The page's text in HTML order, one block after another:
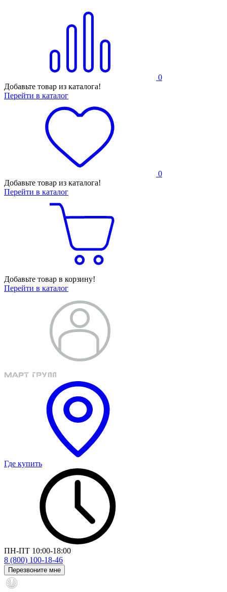
0
Добавьте товар из каталога!
Перейти в каталог
0
Добавьте товар из каталога!
Перейти в каталог
Добавьте товар в корзину!
Перейти в каталог
Где купить
ПН-ПТ 10:00-18:00
8 (800) 100-18-46
Перезвоните мне